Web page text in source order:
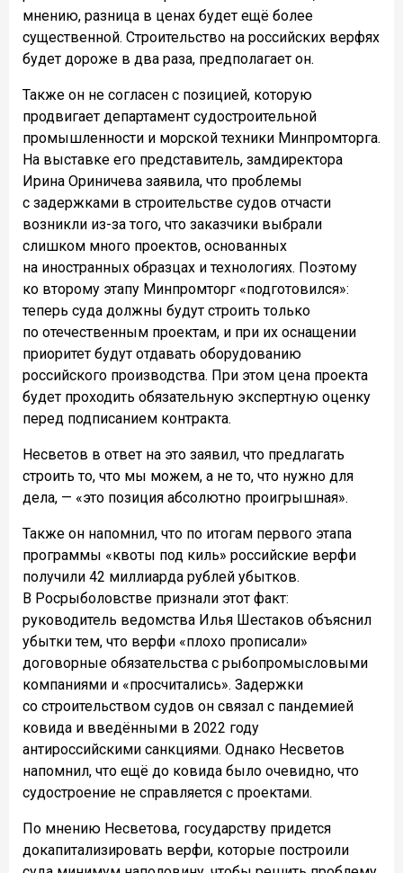
мнению, разница в ценах будет ещё более
существенной. Строительство на российских верфях
будет дороже в два раза, предполагает он.
Также он не согласен с позицией, которую
продвигает департамент судостроительной
промышленности и морской техники Минпромторга.
На выставке его представитель, замдиректора
Ирина Ориничева заявила, что проблемы
с задержками в строительстве судов отчасти
возникли из-за того, что заказчики выбрали
слишком много проектов, основанных
на иностранных образцах и технологиях. Поэтому
ко второму этапу Минпромторг «подготовился»:
теперь суда должны будут строить только
по отечественным проектам, и при их оснащении
приоритет будут отдавать оборудованию
российского производства. При этом цена проекта
будет проходить обязательную экспертную оценку
перед подписанием контракта.
Несветов в ответ на это заявил, что предлагать
строить то, что мы можем, а не то, что нужно для
дела, — «это позиция абсолютно проигрышная».
Также он напомнил, что по итогам первого этапа
программы «квоты под киль» российские верфи
получили 42 миллиарда рублей убытков.
В Росрыболовстве признали этот факт:
руководитель ведомства Илья Шестаков объяснил
убытки тем, что верфи «плохо прописали»
договорные обязательства с рыбопромысловыми
компаниями и «просчитались». Задержки
со строительством судов он связал с пандемией
ковида и введёнными в 2022 году
антироссийскими санкциями. Однако Несветов
напомнил, что ещё до ковида было очевидно, что
судостроение не справляется с проектами.
По мнению Несветова, государству придется
докапитализировать верфи, которые построили